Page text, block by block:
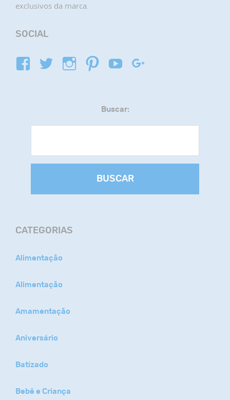
exclusivos da marca.
SOCIAL
Buscar:
BUSCAR
CATEGORIAS
Alimentação
Alimentação
Amamentação
Aniversário
Batizado
Bebê e Criança